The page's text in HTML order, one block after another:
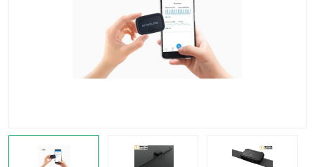
人机交互实验室
神经营销与消费行为实验 车俩与驾驶模拟